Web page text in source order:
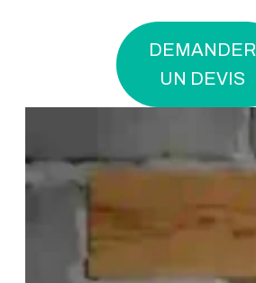
DEMANDER
UN DEVIS